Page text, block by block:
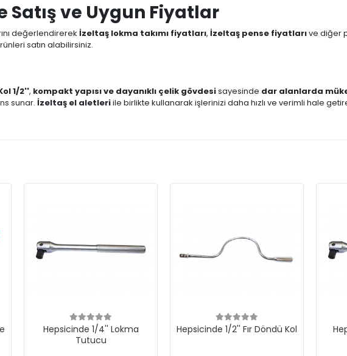
Satış ve Uygun Fiyatlar
değerlendirerek İzeltaş lokma takımı fiyatları, İzeltaş pense fiyatlarıve diğer
satın alabilirsiniz.
1/2'', kompakt yapısı ve dayanıklı çelik gövdesisayesinde dar alanlarda
sunar. İzeltaş el aletleriile birlikte kullanarak işlerinizi daha hızlı ve verimli hale
Hepsicinde 1/4'' Lokma
Tutucu
Hepsicinde 1/2'' Fır Döndü Kol